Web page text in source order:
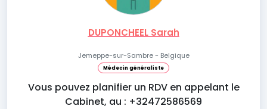
DUPONCHEEL Sarah
Jemeppe-sur-Sambre - Belgique
Médecin généraliste
Vous pouvez planifier un RDV en appelant le
Cabinet, au : +32472586569